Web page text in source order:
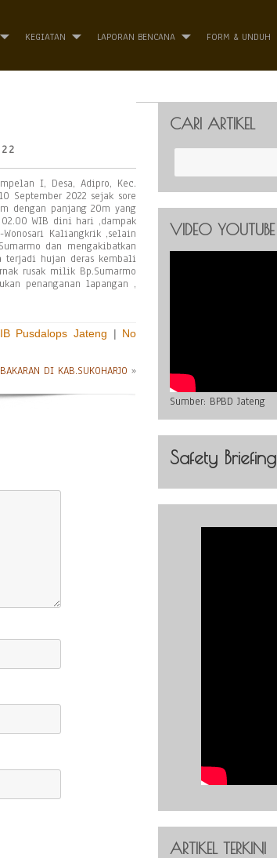
KEGIATAN LAPORAN BENCANA FORM & UNDUH
I, Desa, Adipro, Kec.
September 2022 sejak sore
dengan panjang 20m yang
WIB dini hari ,dampak
Kaliangkrik ,selain
dan mengakibatkan
terjadi hujan deras kembali
rusak milik Bp.Sumarmo
penanganan lapangan ,
Pusdalops Jateng | No
DI KAB.SUKOHARJO »
CARI ARTIKEL
VIDEO YOUTUBE
Sumber: BPBD Jateng
Safety Briefing
ARTIKEL TERKINI